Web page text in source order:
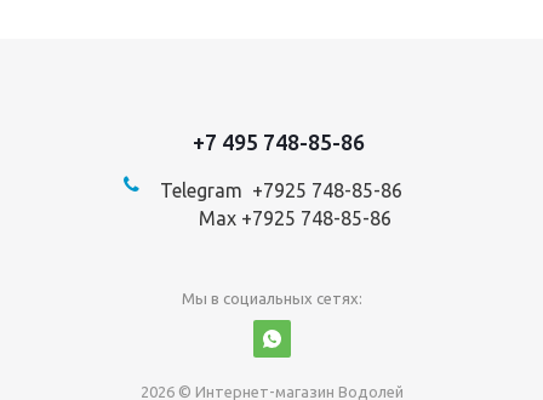
+7 495 748-85-86
Telegram +7925 748-85-86
Max +7925 748-85-86
Мы в социальных сетях:
2026 © Интернет-магазин Водолей